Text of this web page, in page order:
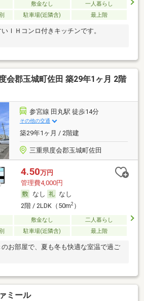
敷金なし
一人暮らし
駐車場(近隣含) 最上階
ＩＨコンロ付きキッチンです。
会郡玉城町佐田 築29年1ヶ月 2階
参宮線 田丸駅 徒歩14分
その他の交通
築29年1ヶ月 / 2階建
三重県度会郡玉城町佐田
4.50万円
管理費4,000円
なし
なし
2階 / 2LDK（50m2）
敷金なし
二人暮らし
駐車場(近隣含) 最上階
お部屋で、夏も冬も快適な室温で過ご
ミール